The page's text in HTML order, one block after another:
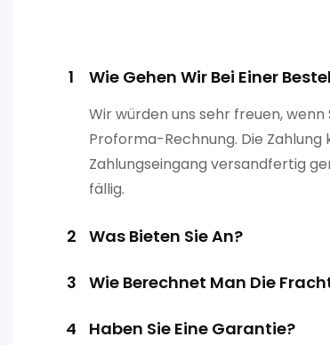
1 Wie Gehen Wir Bei Einer
Wir würden uns sehr freuen,
Proforma-Rechnung. Die
Zahlungseingang versandfertig
fällig.
2 Was Bieten Sie An?
3 Wie Berechnet Man Die
4 Haben Sie Eine Garantie?